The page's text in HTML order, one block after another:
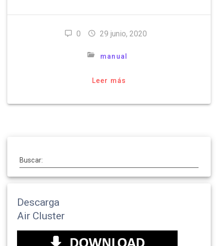
0 29 junio, 2020
manual
Leer más
Buscar:
Descarga
Air Cluster